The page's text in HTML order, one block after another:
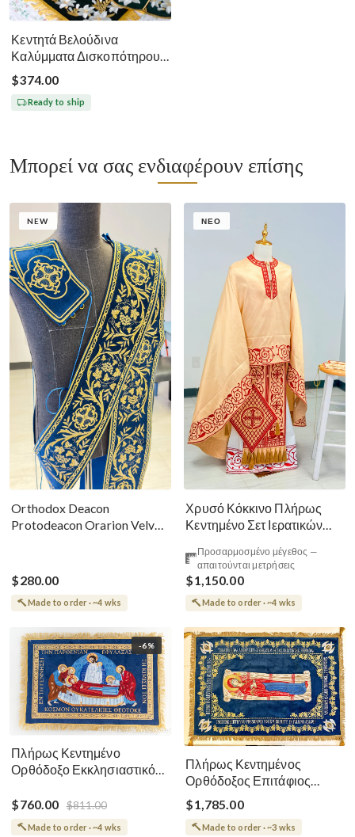
Κεντητά Βελούδινα
Καλύμματα Δισκοπότηρου -
Σκούρο Πράσινο
$374.00
Ready to ship
Μπορεί να σας ενδιαφέρουν επίσης
NEW
Orthodox Deacon
Protodeacon Orarion Velvet
$280.00
Made to order · ~4 wks
ΝΈΟ
Χρυσό Κόκκινο Πλήρως
Κεντημένο Σετ Ιερατικών
Προσαρμοσμένο μέγεθος —
απαιτούνται μετρήσεις
$1,150.00
Made to order · ~4 wks
-6%
Πλήρως Κεντημένο
Ορθόδοξο Εκκλησιαστικό
Θεοτόκου
$760.00 $811.00
Made to order · ~4 wks
Πλήρως Κεντημένος
Ορθόδοξος Επιτάφιος
Κοίμησης
$1,785.00
Made to order · ~3 wks